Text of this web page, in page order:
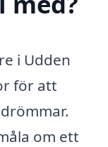
i Udden
för att
om ett